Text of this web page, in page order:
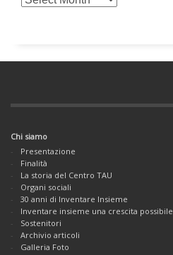
Chi siamo
Presentazione
Finalità
La storia del Centro TAU
Organi sociali
30 anni di Inventare Insieme
Inventare insieme una crescita possibile
Sostenitori
Archivio articoli
Galleria Foto